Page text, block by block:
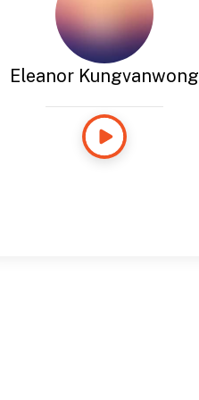
Eleanor Kungvanwong